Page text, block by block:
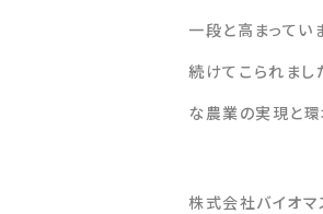
一段と高まってい
続けてこられまし
な農業の実現と環
株式会社バイオ